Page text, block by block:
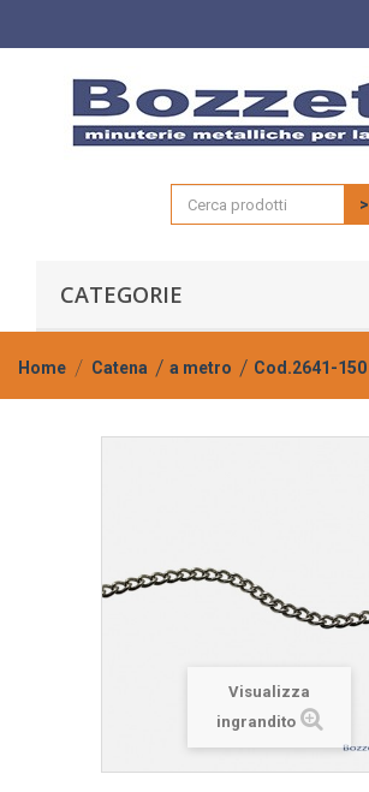
>
CATEGORIE
Home Catena a metro Cod.2641-150
Visualizza
ingrandito